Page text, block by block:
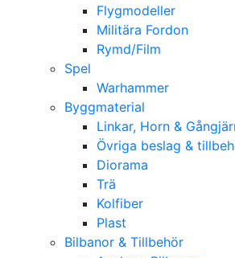
Flygmodeller
Militära Fordon
Rymd/Film
Spel
Warhammer
Byggmaterial
Linkar, Horn &
Övriga beslag &
Diorama
Trä
Kolfiber
Plast
Bilbanor & Tillbehör